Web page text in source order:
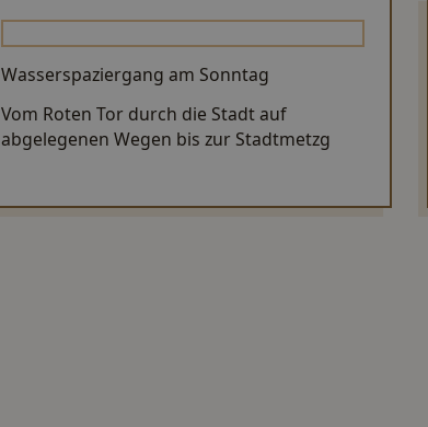
Wasserspaziergang am Sonntag
Vom Roten Tor durch die Stadt auf
abgelegenen Wegen bis zur Stadtmetzg